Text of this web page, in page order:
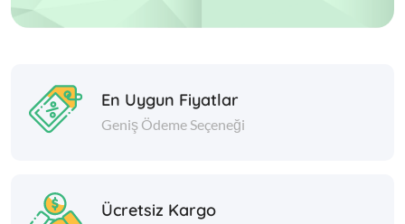
En Uygun Fiyatlar
Geniş Ödeme Seçeneği
Ücretsiz Kargo